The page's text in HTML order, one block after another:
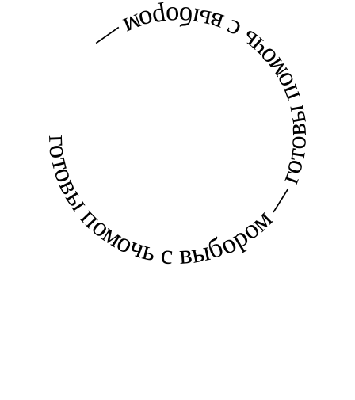
готовы помочь с выбором — готовы помочь с выбором —